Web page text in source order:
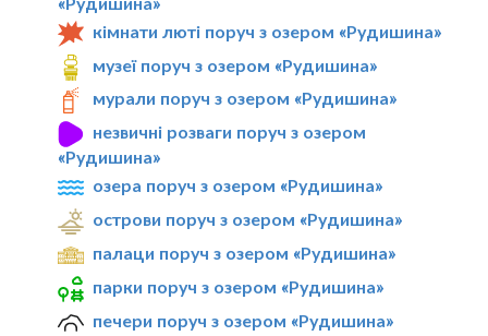
кімнати люті поруч з озером «Рудишина»
музеї поруч з озером «Рудишина»
мурали поруч з озером «Рудишина»
незвичні розваги поруч з озером
«Рудишина»
озера поруч з озером «Рудишина»
острови поруч з озером «Рудишина»
палаци поруч з озером «Рудишина»
парки поруч з озером «Рудишина»
печери поруч з озером «Рудишина»